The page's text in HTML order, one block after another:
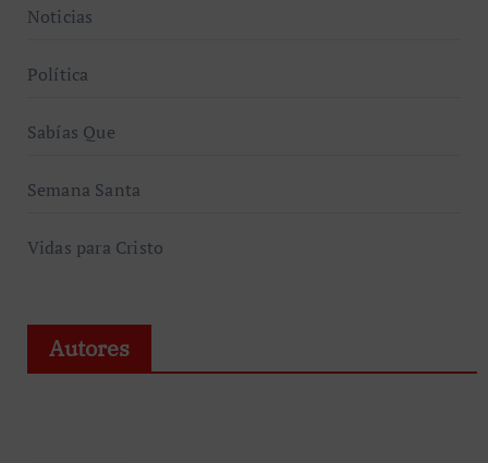
Noticias
Política
Sabías Que
Semana Santa
Vidas para Cristo
Autores